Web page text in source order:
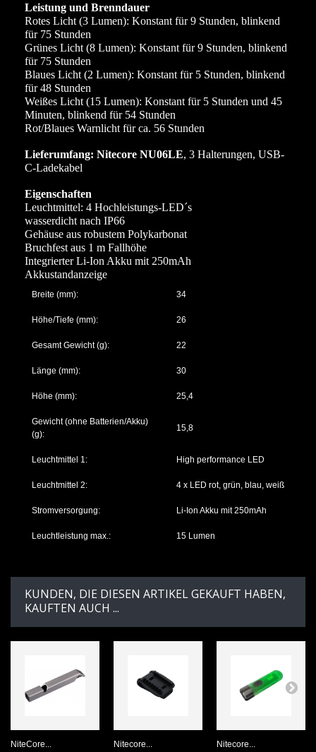
Leistung und Brenndauer
Rotes Licht (3 Lumen): Konstant für 9 Stunden, blinkend
für 75 Stunden
Grünes Licht (8 Lumen): Konstant für 9 Stunden, blinkend
für 75 Stunden
Blaues Licht (2 Lumen): Konstant für 5 Stunden, blinkend
für 48 Stunden
Weißes Licht (15 Lumen): Konstant für 5 Stunden und 45
Minuten, blinkend für 54 Stunden
Rot/Blaues Warnlicht für ca. 56 Stunden
Lieferumfang: Nitecore NU06LE, 3 Halterungen, USB-
C-Ladekabel
Eigenschaften
Leuchtmittel: 4 Hochleistungs-LED´s
wasserdicht nach IP66
Gehäuse aus robustem Polykarbonat
Bruchfest aus 1 m Fallhöhe
Integrierter Li-Ion Akku mit 250mAh
Akkustandanzeige
Breite (mm): 34
Höhe/Tiefe (mm): 26
Gesamt Gewicht (g): 22
Länge (mm): 30
Höhe (mm): 25,4
Gewicht (ohne Batterien/Akku)
(g):
15,8
Leuchtmittel 1: High performance LED
Leuchtmittel 2: 4 x LED rot, grün, blau, weiß
Stromversorgung: Li-Ion Akku mit 250mAh
Leuchtleistung max.: 15 Lumen
KUNDEN, DIE DIESEN ARTIKEL GEKAUFT HABEN,
KAUFTEN AUCH ...
NiteCore... Nitecore... Nitecore...